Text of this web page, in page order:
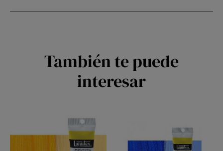
También te puede
interesar